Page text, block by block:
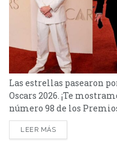
Las estrellas pasearon
Oscars 2026. ¡Te
número 98 de los
cantidad de estrellas en
Algunos de ellos fueron:
LEER MÁS